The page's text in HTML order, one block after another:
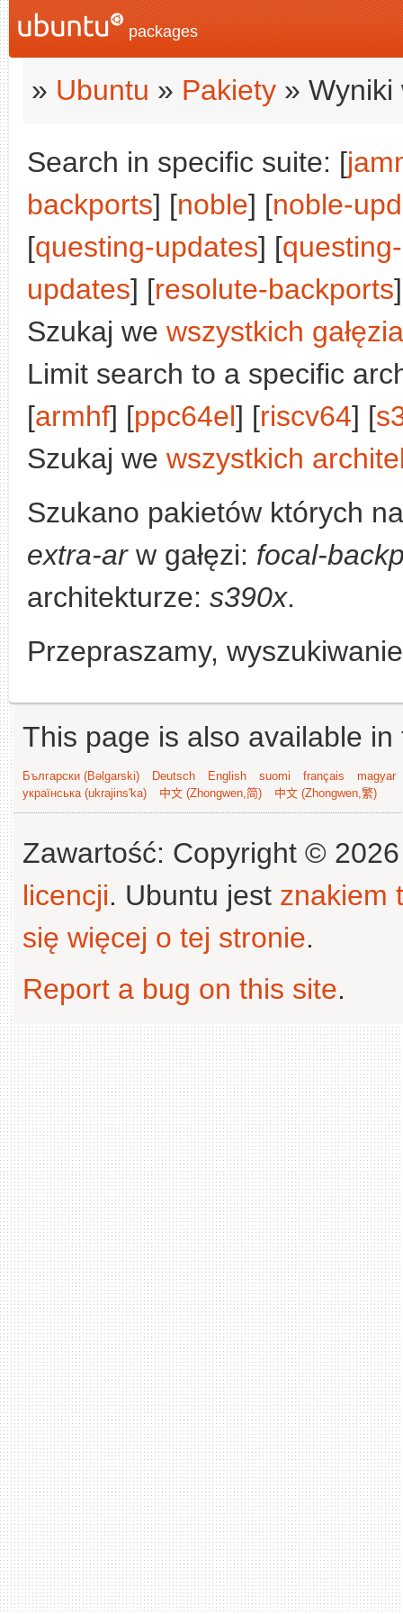
packages
» Ubuntu » Pakiety » Wyniki
Search in specific suite: [
backports] [noble] [noble-
[questing-updates] [
updates] [resolute-backports
Szukaj we wszystkich
Limit search to a specific
[armhf] [ppc64el] [riscv64] [
Szukaj we wszystkich
Szukano pakietów których
extra-arw gałęzi: focal-
architekturze: s390x.
Przepraszamy,
This page is also available
Български (Bəlgarski) Deutsch English suomi français
magyar
українська (ukrajins'ka)
中文 (Zhongwen,简) 中文 (Zhongwen,繁)
Zawartość: Copyright ©
licencji. Ubuntu jest znakiem
się więcej o tej stronie.
Report a bug on this site.